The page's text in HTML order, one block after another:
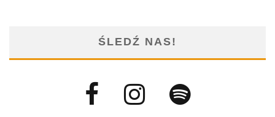
ŚLEDŹ NAS!